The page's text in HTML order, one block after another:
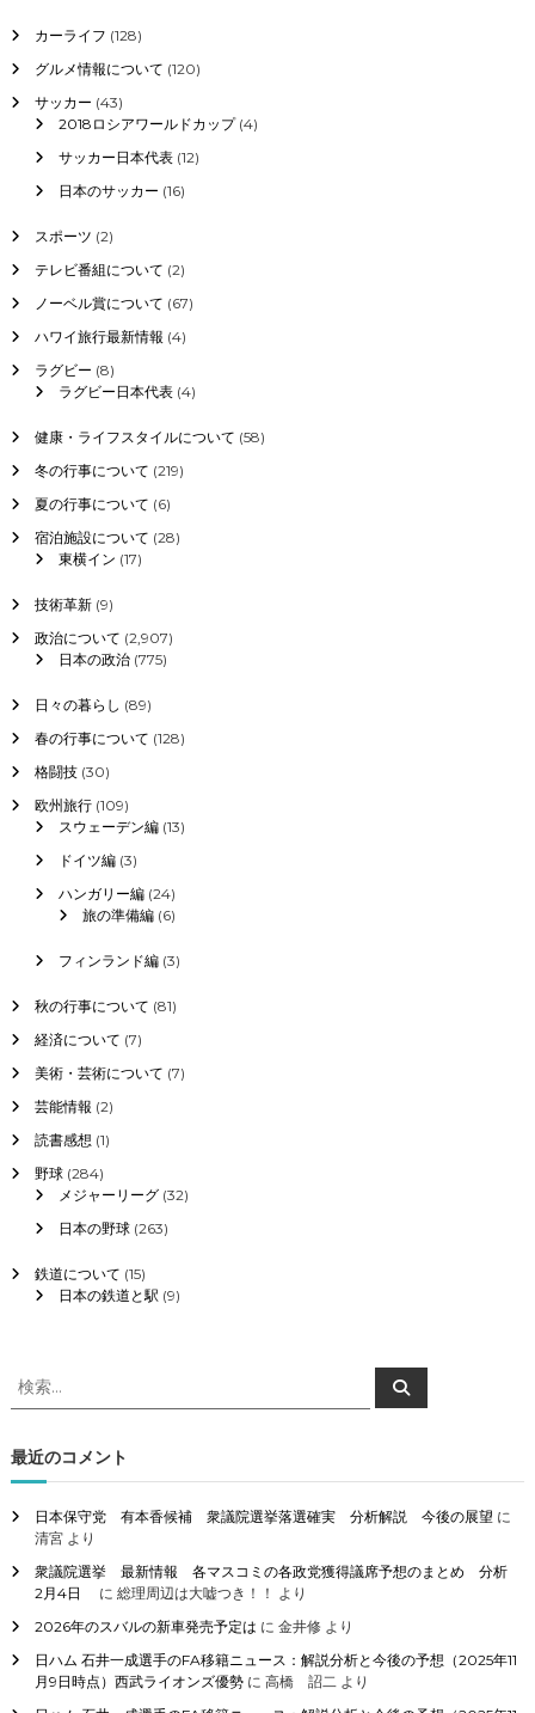
ー
シ
ョ
ン
カーライフ (128)
グルメ情報について (120)
サッカー (43)
2018ロシアワールドカップ(4)
サッカー日本代表(12)
日本のサッカー (16)
スポーツ (2)
テレビ番組について (2)
ノーベル賞について (67)
ハワイ旅行最新情報 (4)
ラグビー (8)
ラグビー日本代表(4)
健康・ライフスタイルについて (58)
冬の行事について (219)
夏の行事について (6)
宿泊施設について (28)
東横イン (17)
技術革新(9)
政治について (2,907)
日本の政治(775)
日々の暮らし (89)
春の行事について (128)
格闘技(30)
欧州旅行(109)
スウェーデン編(13)
ドイツ編(3)
ハンガリー編(24)
旅の準備編(6)
フィンランド編(3)
秋の行事について (81)
経済について (7)
美術・芸術について (7)
芸能情報 (2)
読書感想 (1)
野球(284)
メジャーリーグ(32)
日本の野球(263)
鉄道について (15)
日本の鉄道と駅 (9)
検
索
象
:
検
索
最近のコメント
日本保守党 有本香候補 衆議院選挙落選確実 分析解説 今後の展望 に
清宮より
衆議院選挙 最新情報 各マスコミの各政党獲得議席予想のまとめ 分析
2月4日
に 総理周辺は大嘘つき！！
より
2026年のスバルの新車発売予定は に 金井修より
日ハム 石井一成選手のFA移籍ニュース：解説分析と今後の予想（2025年11
月9日時点）西武ライオンズ優勢に 高橋 詔二 より